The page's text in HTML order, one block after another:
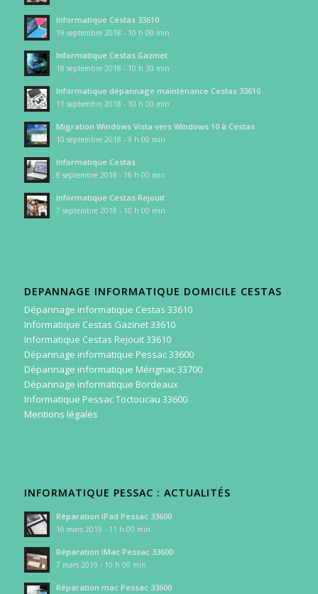
Informatique Cestas 33610
19 septembre 2018 - 10 h 00 min
Informatique Cestas Gazinet
18 septembre 2018 - 10 h 30 min
Informatique dépannage maintenance Cestas 33610
11 septembre 2018 - 10 h 00 min
Migration Windows Vista vers Windows 10 à Cestas
10 septembre 2018 - 9 h 00 min
Informatique Cestas
8 septembre 2018 - 16 h 00 min
Informatique Cestas Rejouit
7 septembre 2018 - 10 h 00 min
DEPANNAGE INFORMATIQUE DOMICILE CESTAS
Dépannage informatique Cestas 33610
Informatique Cestas Gazinet 33610
Informatique Cestas Rejouit 33610
Dépannage informatique Pessac 33600
Dépannage informatique Mérignac 33700
Dépannage informatique Bordeaux
Informatique Pessac Toctoucau 33600
Mentions légales
INFORMATIQUE PESSAC : ACTUALITÉS
Réparation iPad Pessac 33600
10 mars 2019 - 11 h 00 min
Réparation iMac Pessac 33600
7 mars 2019 - 10 h 00 min
Réparation mac Pessac 33600